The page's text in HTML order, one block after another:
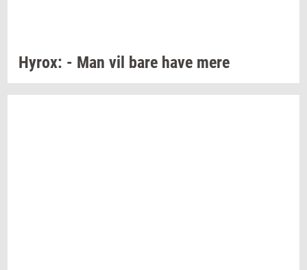
Hyrox: - Man vil bare have mere